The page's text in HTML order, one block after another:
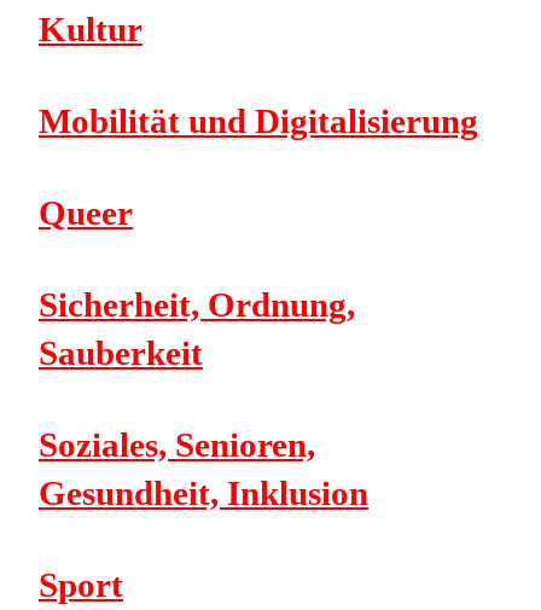
Kultur
Mobilität und Digitalisierung
Queer
Sicherheit, Ordnung,
Sauberkeit
Soziales, Senioren,
Gesundheit, Inklusion
Sport